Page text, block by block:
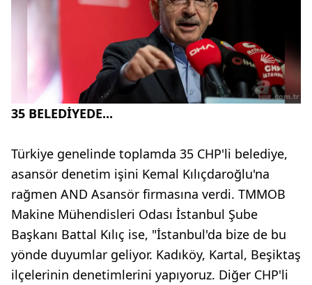
35 BELEDİYEDE...
Türkiye genelinde toplamda 35 CHP'li belediye,
asansör denetim işini Kemal Kılıçdaroğlu'na
rağmen AND Asansör firmasına verdi. TMMOB
Makine Mühendisleri Odası İstanbul Şube
Başkanı Battal Kılıç ise, "İstanbul'da bize de bu
yönde duyumlar geliyor. Kadıköy, Kartal, Beşiktaş
ilçelerinin denetimlerini yapıyoruz. Diğer CHP'li